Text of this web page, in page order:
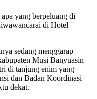
yang berpeluang di
di Hotel
sedang menggarap
Musi Banyuasin
di tanjung enim yang
dan Badan Koordinasi
dekat.